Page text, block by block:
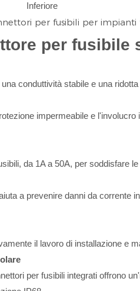
Inferiore
per fusibile
conduttività stabile e una
impermeabile e
da 1A a 50A, per soddisfare
a prevenire danni da corrente
il lavoro di installazione e
per fusibili integrati offrono